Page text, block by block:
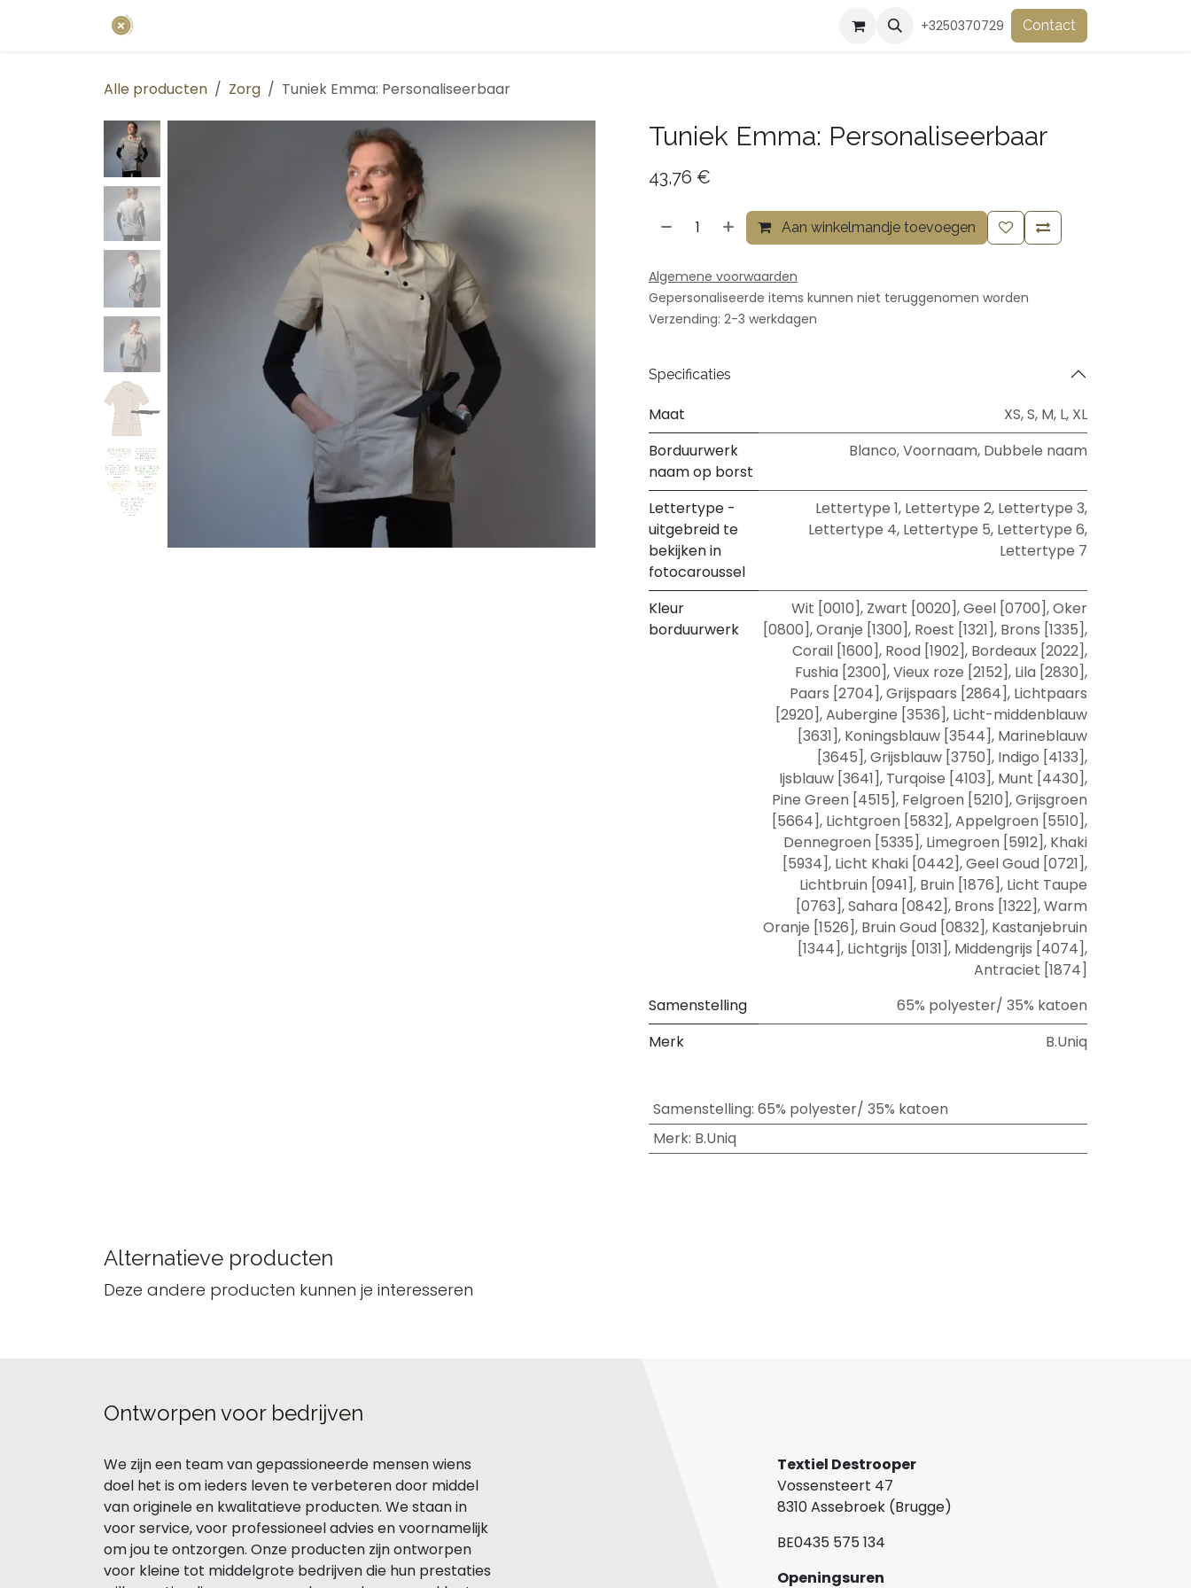
+3250370729 Contact
Alle producten Zorg Tuniek Emma: Personaliseerbaar
Tuniek Emma: Personaliseerbaar
43,76 €
Aan winkelmandje toevoegen
Algemene voorwaarden
Gepersonaliseerde items kunnen niet teruggenomen worden
Verzending: 2-3 werkdagen
Specificaties
Maat XS,S, M, L, XL
Borduurwerk
naam op borst
Blanco,Voornaam, Dubbele naam
Lettertype -
uitgebreid te
bekijken in
fotocaroussel
Lettertype 1, Lettertype 2, Lettertype 3,
Lettertype 4, Lettertype 5, Lettertype 6,
Lettertype 7
Kleur
borduurwerk
Wit [0010], Zwart [0020],Geel [0700],Oker
[0800],Oranje [1300], Roest [1321], Brons [1335],
Corail [1600], Rood [1902], Bordeaux [2022],
Fushia [2300],Vieux roze [2152], Lila [2830],
Paars [2704],Grijspaars [2864], Lichtpaars
[2920],Aubergine [3536], Licht-middenblauw
[3631], Koningsblauw [3544], Marineblauw
[3645],Grijsblauw [3750], Indigo [4133],
Ijsblauw [3641], Turqoise [4103], Munt [4430],
Pine Green [4515], Felgroen [5210],Grijsgroen
[5664], Lichtgroen [5832],Appelgroen [5510],
Dennegroen [5335], Limegroen [5912], Khaki
[5934], Licht Khaki [0442],Geel Goud [0721],
Lichtbruin [0941], Bruin [1876], Licht Taupe
[0763],Sahara [0842], Brons [1322],Warm
Oranje [1526], Bruin Goud [0832], Kastanjebruin
[1344], Lichtgrijs [0131], Middengrijs [4074],
Antraciet [1874]
Samenstelling
65% polyester/ 35% katoen
Merk
B.Uniq
Samenstelling: 65% polyester/ 35% katoen
Merk: B.Uniq
Alternatieve producten
Deze andere producten kunnen je interesseren
Ontworpen voor bedrijven
We zijn een team van gepassioneerde mensen wiens
doel het is om ieders leven te verbeteren door middel
van originele en kwalitatieve producten. We staan in
voor service, voor professioneel advies en voornamelijk
om jou te ontzorgen. Onze producten zijn ontworpen
voor kleine tot middelgrote bedrijven die hun prestaties
Textiel Destrooper
Vossensteert 47
8310 Assebroek (Brugge)
BE0435 575 134
Openingsuren